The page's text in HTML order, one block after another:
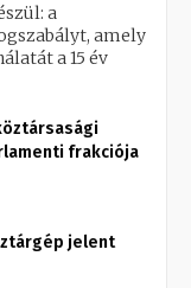
a
amely
a 15 év
frakciója
jelent